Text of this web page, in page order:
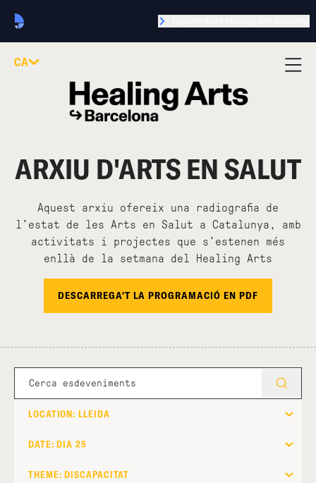
CA
ARXIU D'ARTS EN SALUT
Aquest arxiu ofereix una radiografia de
l'estat de les Arts en Salut a Catalunya, amb
activitats i projectes que s'estenen més
enllà de la setmana del Healing Arts
DESCARREGA'T LA PROGRAMACIÓ EN PDF
LOCATION: LLEIDA
DATE: DIA 25
THEME: DISCAPACITAT